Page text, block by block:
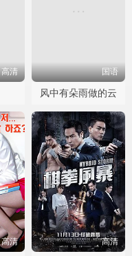
高清 国语
风中有朵雨做的云
高清 高清